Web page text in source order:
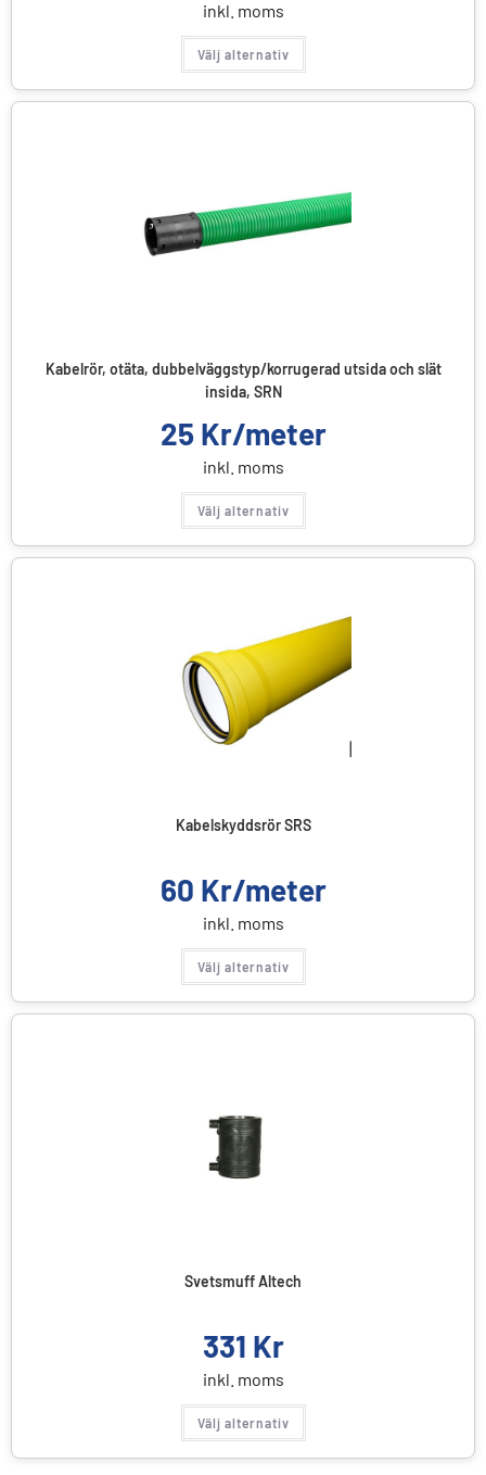
inkl. moms
Välj alternativ
Kabelrör, otäta, dubbelväggstyp/korrugerad utsida och slät
insida, SRN
25 Kr/meter
inkl. moms
Välj alternativ
Kabelskyddsrör SRS
60 Kr/meter
inkl. moms
Välj alternativ
Svetsmuff Altech
331 Kr
inkl. moms
Välj alternativ